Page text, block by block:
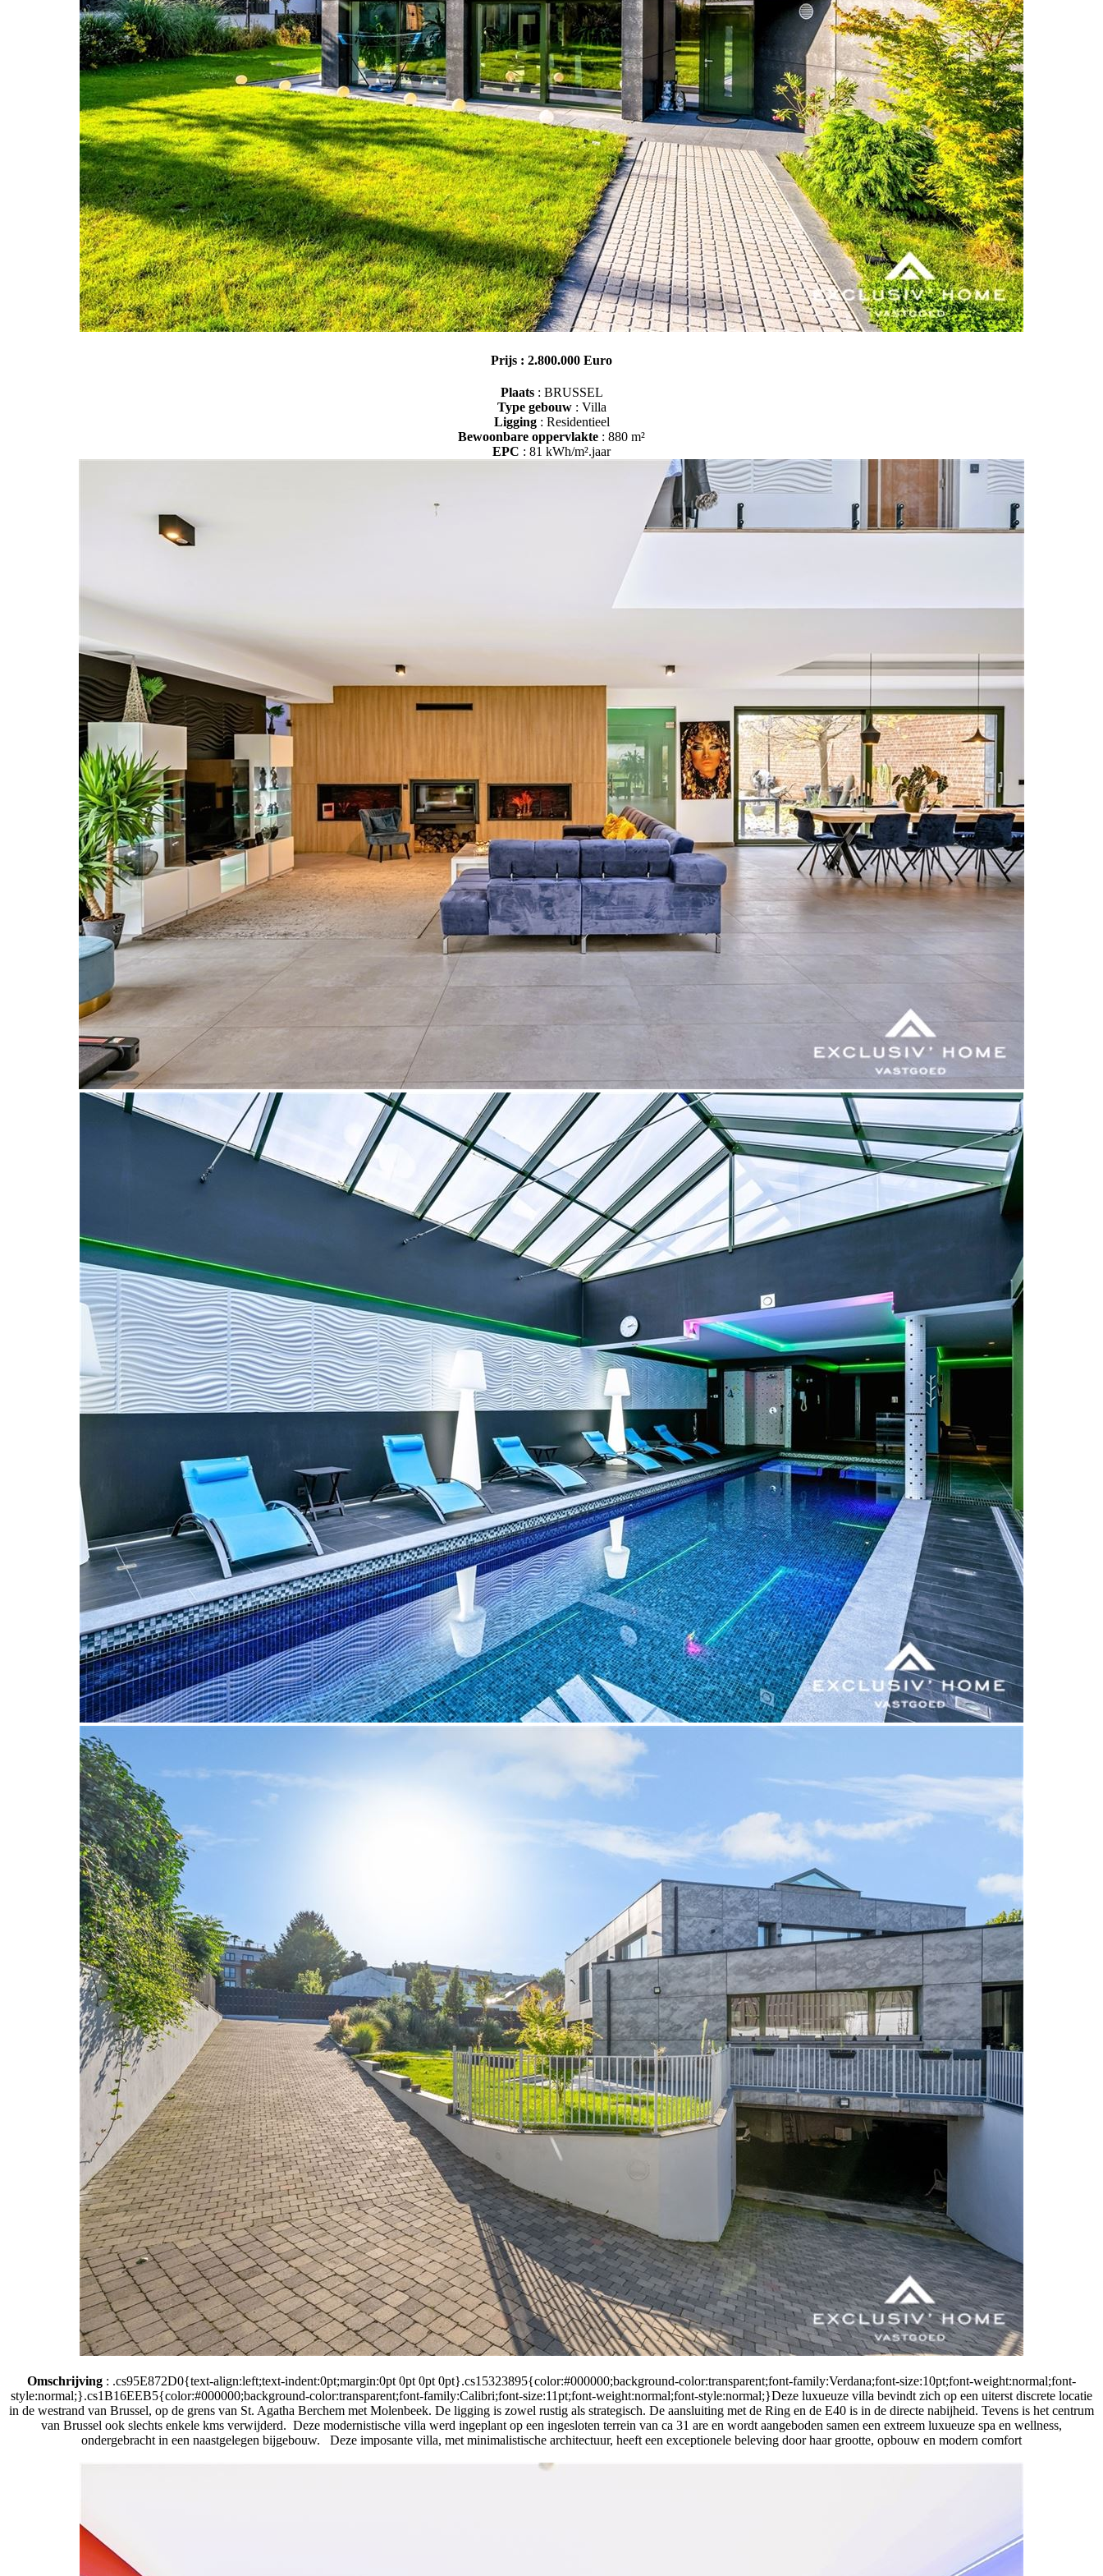
Prijs : 2.800.000 Euro
Plaats: BRUSSEL
Type gebouw: Villa
Ligging: Residentieel
Bewoonbare oppervlakte : 880 m²
EPC : 81 kWh/m².jaar
Omschrijving : .cs95E872D0{text-align:left;text-indent:0pt;margin:0pt 0pt 0pt 0pt}.cs15323895{color:#000000;background-color:transparent;font-family:Verdana;font-size:10pt;font-weight:normal;font-
style:normal;}.cs1B16EEB5{color:#000000;background-color:transparent;font-family:Calibri;font-size:11pt;font-weight:normal;font-style:normal;}Deze luxueuze villa bevindt zich op een uiterst discrete locatie
in de westrand van Brussel, op de grens van St. Agatha Berchem met Molenbeek. De ligging is zowel rustig als strategisch. De aansluiting met de Ring en de E40 is in de directe nabijheid. Tevens is het centrum
van Brussel ook slechts enkele kms verwijderd. Deze modernistische villa werd ingeplant op een ingesloten terrein van ca 31 are en wordt aangeboden samen een extreem luxueuze spa en wellness,
ondergebracht in een naastgelegen bijgebouw. Deze imposante villa, met minimalistische architectuur, heeft een exceptionele beleving door haar grootte, opbouw en modern comfort